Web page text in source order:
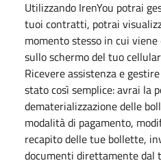
Utilizzando IrenYou potrai
tuoi contratti, potrai
momento stesso in cui
sullo schermo del tuo
Ricevere assistenza e
stato così semplice: avrai la
dematerializzazione delle
modalità di pagamento,
recapito delle tue bollette,
documenti direttamente dal